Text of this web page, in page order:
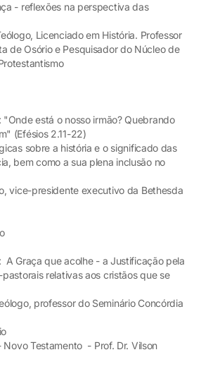
- reflexões na perspectiva das
Licenciado em História. Professor
de Osório e Pesquisador do Núcleo de
está o nosso irmão? Quebrando
(Efésios 2.11-22)
sobre a história e o significado das
bem como a sua plena inclusão no
vice-presidente executivo da Bethesda
A Graça que acolhe - a Justificação pela
relativas aos cristãos que se
professor do Seminário Concórdia
Novo Testamento - Prof. Dr. Vilson